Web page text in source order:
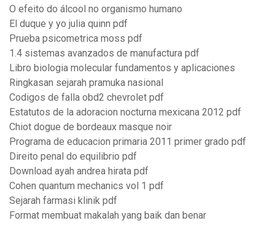
O efeito do álcool no organismo humano
El duque y yo julia quinn pdf
Prueba psicometrica moss pdf
1.4 sistemas avanzados de manufactura pdf
Libro biologia molecular fundamentos y aplicaciones
Ringkasan sejarah pramuka nasional
Codigos de falla obd2 chevrolet pdf
Estatutos de la adoracion nocturna mexicana 2012 pdf
Chiot dogue de bordeaux masque noir
Programa de educacion primaria 2011 primer grado pdf
Direito penal do equilibrio pdf
Download ayah andrea hirata pdf
Cohen quantum mechanics vol 1 pdf
Sejarah farmasi klinik pdf
Format membuat makalah yang baik dan benar